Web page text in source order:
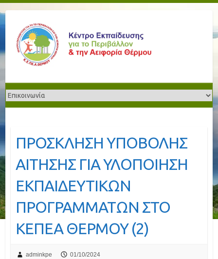
ΠΡΟΣΚΛΗΣΗ ΥΠΟΒΟΛΗΣ
ΑΙΤΗΣΗΣ ΓΙΑ ΥΛΟΠΟΙΗΣΗ
ΕΚΠΑΙΔΕΥΤΙΚΩΝ
ΠΡΟΓΡΑΜΜΑΤΩΝ ΣΤΟ
ΚΕΠΕΑ ΘΕΡΜΟΥ (2)
adminkpe 01/10/2024